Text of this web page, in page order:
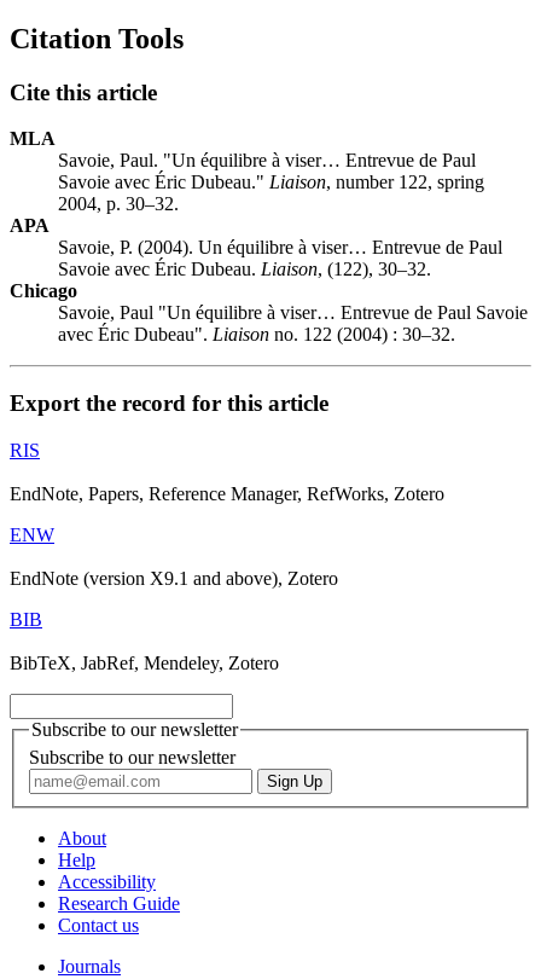
Citation Tools
Cite this article
MLA
Savoie, Paul. "Un équilibre à viser… Entrevue de Paul
Savoie avec Éric Dubeau." Liaison, number 122, spring
2004, p. 30–32.
APA
Savoie, P. (2004). Un équilibre à viser… Entrevue de Paul
Savoie avec Éric Dubeau. Liaison, (122), 30–32.
Chicago
Savoie, Paul "Un équilibre à viser… Entrevue de Paul Savoie
avec Éric Dubeau". Liaison no. 122 (2004) : 30–32.
Export the record for this article
RIS
EndNote, Papers, Reference Manager, RefWorks, Zotero
ENW
EndNote (version X9.1 and above), Zotero
BIB
BibTeX, JabRef, Mendeley, Zotero
Subscribe to our newsletter
Subscribe to our newsletter
About
Help
Accessibility
Research Guide
Contact us
Journals